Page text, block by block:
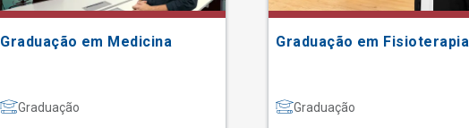
Graduação em Medicina
Graduação
Graduação em Fisioterapia
Graduação